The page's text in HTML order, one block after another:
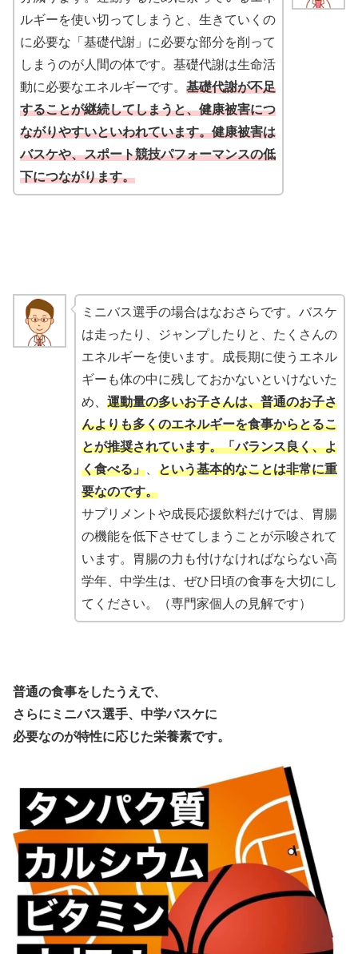
ルギーを使い切ってしまうと、生きていくの
に必要な「基礎代謝」に必要な部分を削って
しまうのが人間の体です。基礎代謝は生命活
動に必要なエネルギーです。 基礎代謝が不足
することが継続してしまうと、健康被害につ
ながりやすいといわれています。健康被害は
バスケや、スポート競技パフォーマンスの低
下につながります。
ミニバス選手の場合はなおさらです。バスケ
は走ったり、ジャンプしたりと、たくさんの
エネルギーを使います。成長期に使うエネル
ギーも体の中に残しておかないといけないた
め、 運動量の多いお子さんは、普通のお子さ
んよりも多くのエネルギーを食事からとるこ
とが推奨されています。「バランス良く、よ
く食べる」、 という基本的なことは非常に重
要なのです。
サプリメントや成長応援飲料だけでは、胃腸
の機能を低下させてしまうことが示唆されて
います。胃腸の力も付けなければならない高
学年、中学生は、ぜひ日頃の食事を大切にし
てください。（専門家個人の見解です）
普通の食事をしたうえで、
さらにミニバス選手、中学バスケに
必要なのが特性に応じた栄養素です。